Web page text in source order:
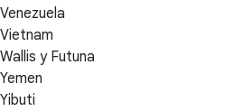
Venezuela
Vietnam
Wallis y Futuna
Yemen
Yibuti